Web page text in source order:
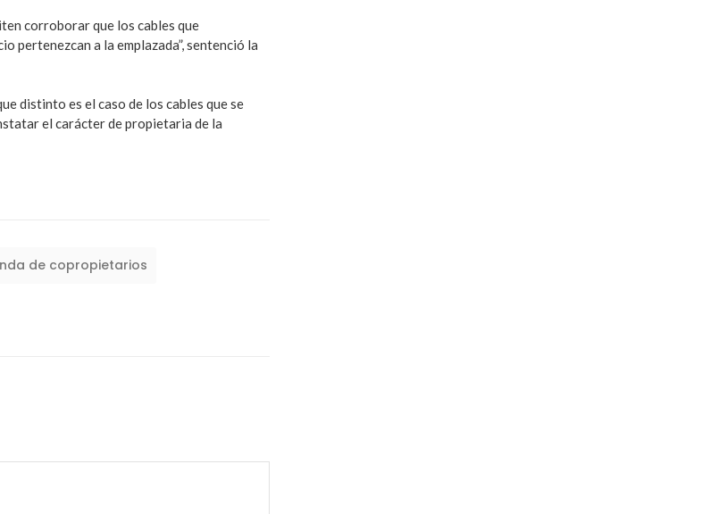
corroborar que los cables que
pertenezcan a la emplazada”, sentenció la
distinto es el caso de los cables que se
el carácter de propietaria de la
de copropietarios